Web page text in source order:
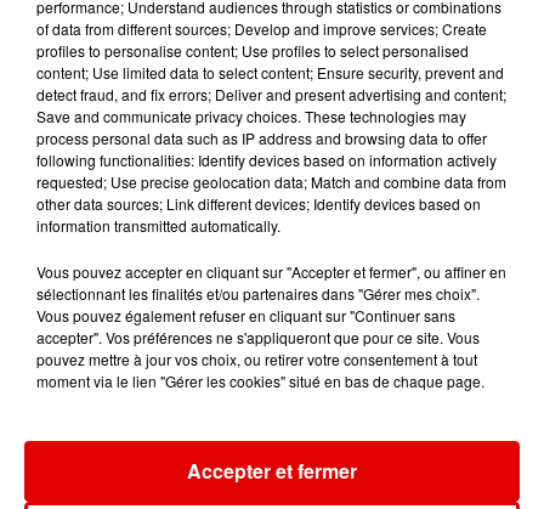
FARRUKO
Yapaque
YAZZ
The Only Way Is Up
LUCENZO
Limencello
performance; Understand audiences through statistics or combinations
of data from different sources; Develop and improve services; Create
profiles to personalise content; Use profiles to select personalised
content; Use limited data to select content; Ensure security, prevent and
detect fraud, and fix errors; Deliver and present advertising and content;
Save and communicate privacy choices. These technologies may
process personal data such as IP address and browsing data to offer
following functionalities: Identify devices based on information actively
requested; Use precise geolocation data; Match and combine data from
other data sources; Link different devices; Identify devices based on
information transmitted automatically.
Vous pouvez accepter en cliquant sur "Accepter et fermer", ou affiner en
sélectionnant les finalités et/ou partenaires dans "Gérer mes choix".
Vous pouvez également refuser en cliquant sur "Continuer sans
accepter". Vos préférences ne s'appliqueront que pour ce site. Vous
pouvez mettre à jour vos choix, ou retirer votre consentement à tout
moment via le lien "Gérer les cookies" situé en bas de chaque page.
Accepter et fermer